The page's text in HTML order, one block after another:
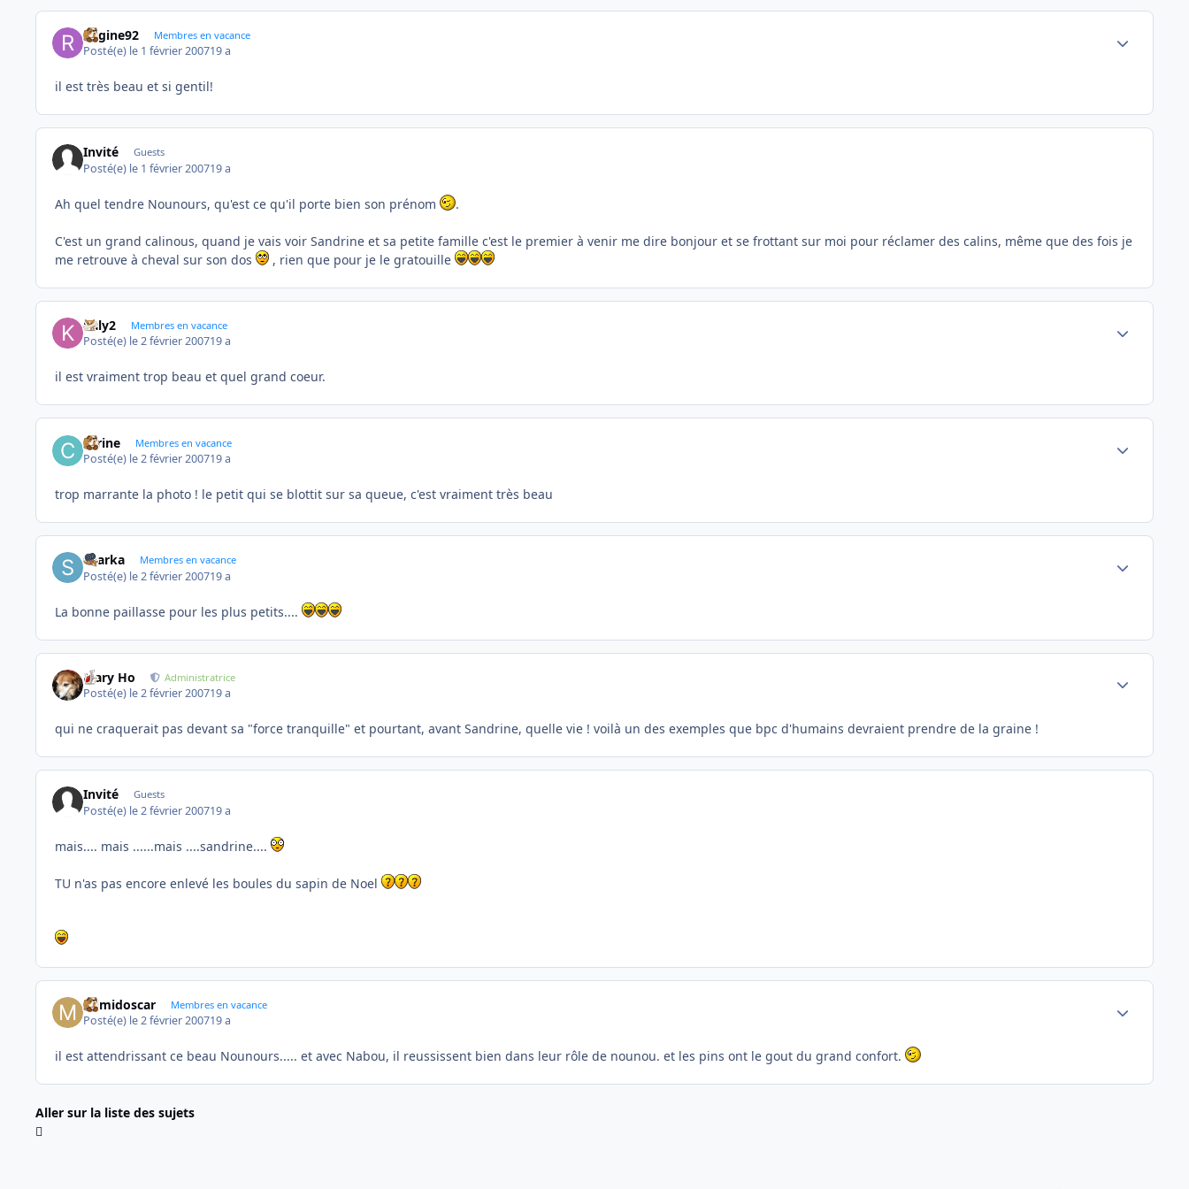
Regine92 Membres en vacance
Posté(e) le 1 février 200719 a
il est très beau et si gentil!
Invité Guests
Posté(e) le 1 février 200719 a
Ah quel tendre Nounours, qu'est ce qu'il porte bien son prénom .
C'est un grand calinous, quand je vais voir Sandrine et sa petite famille c'est le premier à venir me dire bonjour et se frottant sur moi pour réclamer des calins, même que des fois je
me retrouve à cheval sur son dos
, rien que pour je le gratouille
kaly2 Membres en vacance
Posté(e) le 2 février 200719 a
il est vraiment trop beau et quel grand coeur.
carine Membres en vacance
Posté(e) le 2 février 200719 a
trop marrante la photo ! le petit qui se blottit sur sa queue, c'est vraiment très beau
sharka Membres en vacance
Posté(e) le 2 février 200719 a
La bonne paillasse pour les plus petits....
Mary Ho Administratrice
Posté(e) le 2 février 200719 a
qui ne craquerait pas devant sa "force tranquille" et pourtant, avant Sandrine, quelle vie ! voilà un des exemples que bpc d'humains devraient prendre de la graine !
Invité Guests
Posté(e) le 2 février 200719 a
mais.... mais ......mais ....sandrine....
TU n'as pas encore enlevé les boules du sapin de Noel
mimidoscar Membres en vacance
Posté(e) le 2 février 200719 a
il est attendrissant ce beau Nounours..... et avec Nabou, il reussissent bien dans leur rôle de nounou. et les pins ont le gout du grand confort.
Aller sur la liste des sujets